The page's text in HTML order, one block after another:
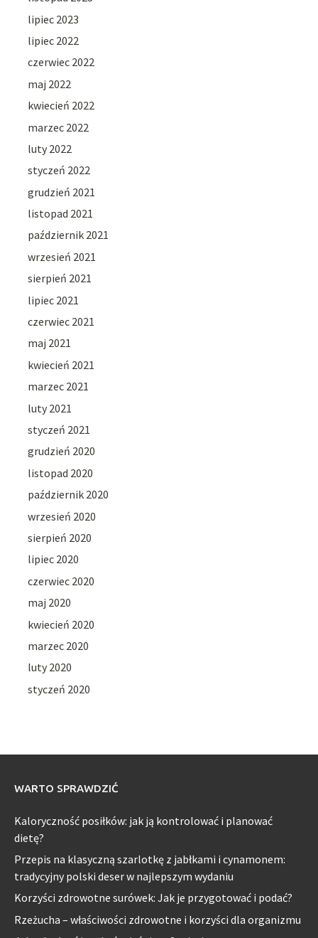
lipiec 2023
lipiec 2022
czerwiec 2022
maj 2022
kwiecień 2022
marzec 2022
luty 2022
styczeń 2022
grudzień 2021
listopad 2021
październik 2021
wrzesień 2021
sierpień 2021
lipiec 2021
czerwiec 2021
maj 2021
kwiecień 2021
marzec 2021
luty 2021
styczeń 2021
grudzień 2020
listopad 2020
październik 2020
wrzesień 2020
sierpień 2020
lipiec 2020
czerwiec 2020
maj 2020
kwiecień 2020
marzec 2020
luty 2020
styczeń 2020
WARTO SPRAWDZIĆ
Kaloryczność posiłków: jak ją kontrolować i planować
dietę?
Przepis na klasyczną szarlotkę z jabłkami i cynamonem:
tradycyjny polski deser w najlepszym wydaniu
Korzyści zdrowotne surówek: Jak je przygotować i podać?
Rzeżucha – właściwości zdrowotne i korzyści dla organizmu